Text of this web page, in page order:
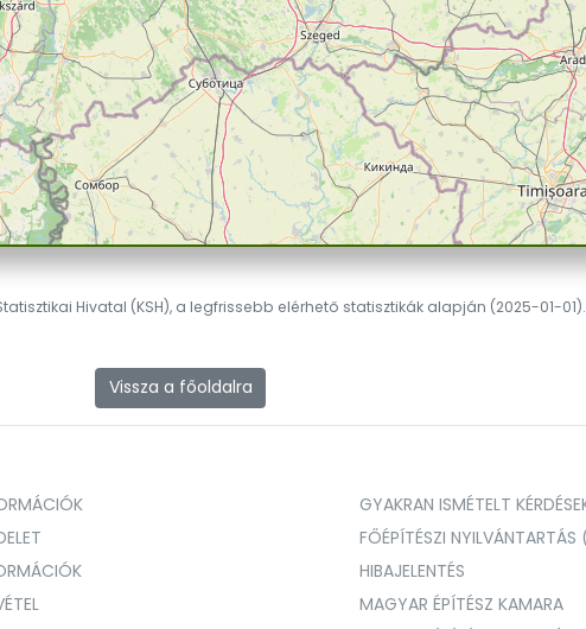
Hivatal (KSH), a legfrissebb elérhető statisztikák alapján (2025-01-01).
Vissza a főoldalra
GYAKRAN ISMÉTELT
FŐÉPÍTÉSZI NYILVÁNTARTÁS
HIBAJELENTÉS
MAGYAR ÉPÍTÉSZ KAMARA